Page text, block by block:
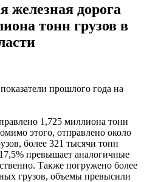
железная дорога
тонн грузов в
прошлого года на
1,725 миллиона тонн
этого, отправлено около
более 321 тысячи тонн
превышает аналогичные
Также погружено более
грузов, объемы превысили